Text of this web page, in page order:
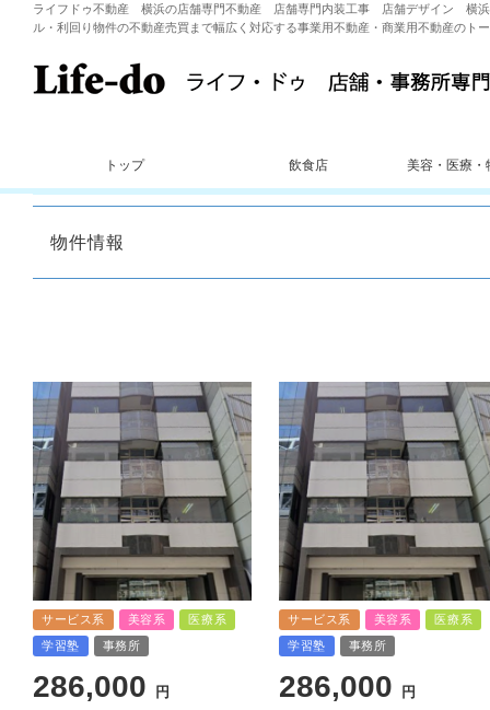
ライフドゥ不動産 横浜の店舗専門不動産 店舗専門内装工事 店舗デザイン 横浜
ル・利回り物件の不動産売買まで幅広く対応する事業用不動産・商業用不動産の
トップ 飲食店 美容・医療・
物件情報
サービス系 美容系
医療系
学習塾
事務所
286,000
円
サービス系 美容系
医療系
学習塾
事務所
286,000
円